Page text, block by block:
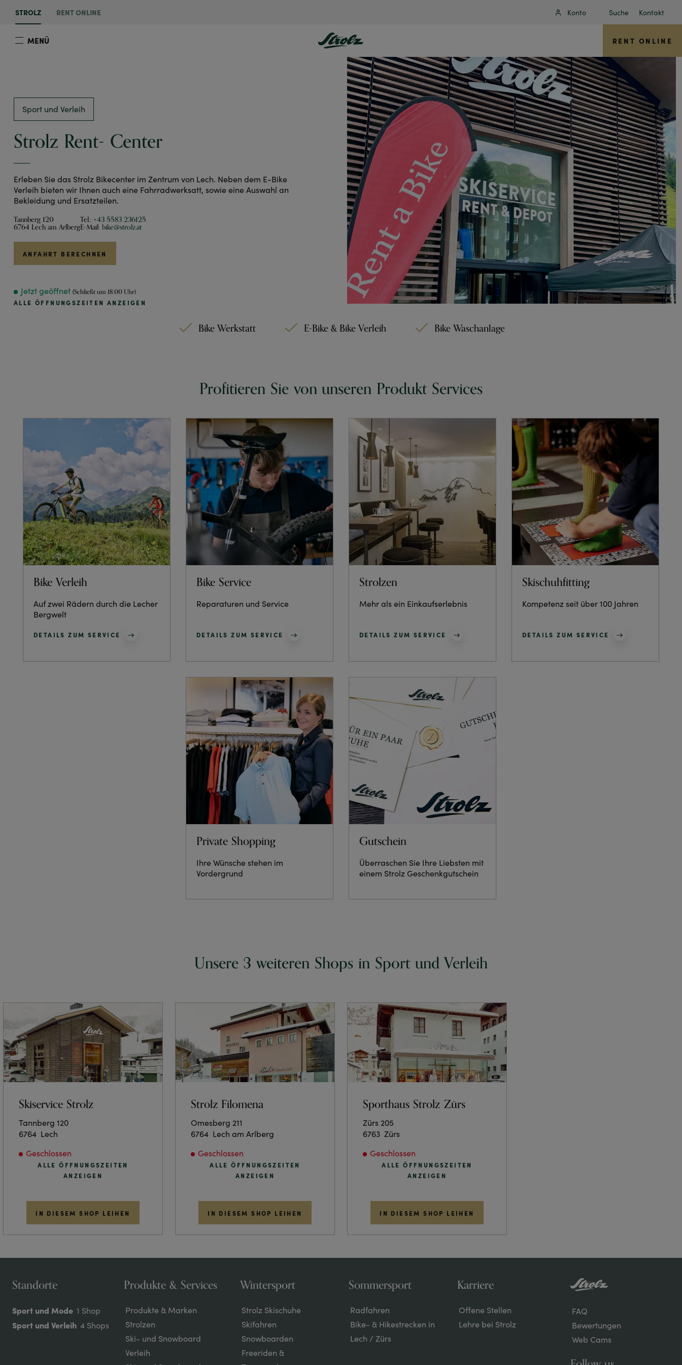
STROLZ RENT ONLINE Konto Suche Kontakt
MENÜ RENT ONLINE
Sport und Verleih
Strolz Rent- Center
Erleben Sie das Strolz Bikecenter im Zentrum von Lech. Neben dem E-Bike
Verleih bieten wir Ihnen auch eine Fahrradwerksatt, sowie eine Auswahl an
Bekleidung und Ersatzteilen.
Tannberg 120
6764 Lech am Arlberg
Tel.: +43 5583 236125
E-Mail: bike@strolz.at
ANFAHRT BERECHNEN
Jetzt geöffnet (Schließt um 18:00 Uhr)
ALLE ÖFFNUNGSZEITEN ANZEIGEN
Bike Werkstatt E-Bike & Bike Verleih Bike Waschanlage
Profitieren Sie von unseren Produkt Services
Bike Verleih
Auf zwei Rädern durch die Lecher
Bergwelt
DETAILS ZUM SERVICE
Bike Service
Reparaturen und Service
DETAILS ZUM SERVICE
Strolzen
Mehr als ein Einkaufserlebnis
DETAILS ZUM SERVICE
Skischuhfitting
Kompetenz seit über 100 Jahren
DETAILS ZUM SERVICE
Private Shopping
Ihre Wünsche stehen im
Vordergrund
Gutschein
Überraschen Sie Ihre Liebsten mit
einem Strolz Geschenkgutschein
Unsere 3 weiteren Shops in Sport und Verleih
Skiservice Strolz
Tannberg 120
6764 Lech
Geschlossen
ALLE ÖFFNUNGSZEITEN
ANZEIGEN
IN DIESEM SHOP LEIHEN
Strolz Filomena
Omesberg 211
6764 Lech am Arlberg
Geschlossen
ALLE ÖFFNUNGSZEITEN
ANZEIGEN
IN DIESEM SHOP LEIHEN
Sporthaus Strolz Zürs
Zürs 205
6763 Zürs
Geschlossen
ALLE ÖFFNUNGSZEITEN
ANZEIGEN
IN DIESEM SHOP LEIHEN
Standorte
Sport und Mode 1 Shop
Sport und Verleih 4 Shops
Produkte & Services
Produkte & Marken
Strolzen
Ski- und Snowboard
Verleih
Wintersport
Strolz Skischuhe
Skifahren
Snowboarden
Freeriden &
Sommersport
Radfahren
Bike- & Hikestrecken in
Lech / Zürs
Karriere
Offene Stellen
Lehre bei Strolz
Strolz
FAQ
Bewertungen
Web Cams